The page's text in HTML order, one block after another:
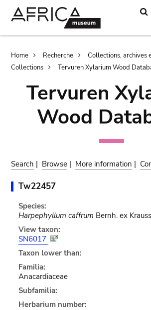
Breadcrumb
Home Recherche
Collections, archives
Collections
Tervuren Xylarium Wood
Tervuren
Wood
Search | Browse | More information |
Tw22457
Species:
Harpephyllum caffrum Bernh. ex Krauss
View taxon:
SN6017
Taxon lower than:
Familia:
Anacardiaceae
Subfamilia:
Herbarium number: